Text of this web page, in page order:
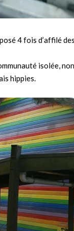
4 fois d’affilé
isolée,
hippies.